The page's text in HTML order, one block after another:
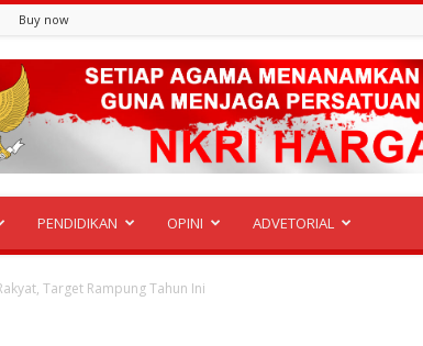
Buy now
PENDIDIKAN OPINI ADVETORIAL
Target Rampung Tahun Ini